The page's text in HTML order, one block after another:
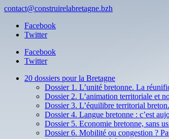
contact@construirelabretagne.bzh
Facebook
Twitter
Facebook
Twitter
20 dossiers pour la Bretagne
Dossier 1. L’unité bretonne. La
Dossier 2. L’animation territoriale et
Dossier 3. L’équilibre territorial breton.
Dossier 4. Langue bretonne : c’est
Dossier 5. Economie bretonne, sans
Dossier 6. Mobilité ou congestion ?